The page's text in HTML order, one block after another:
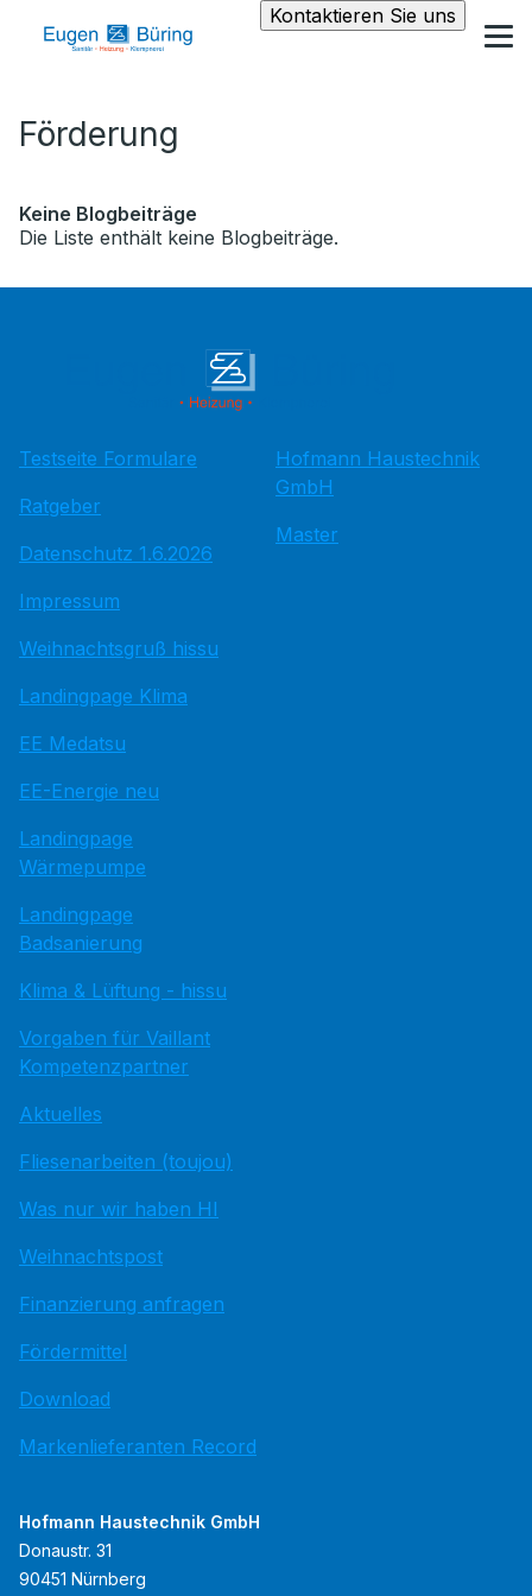
Kontaktieren Sie uns
Förderung
Keine Blogbeiträge
Die Liste enthält keine Blogbeiträge.
Testseite Formulare
Ratgeber
Datenschutz 1.6.2026
Impressum
Weihnachtsgruß hissu
Landingpage Klima
EE Medatsu
EE-Energie neu
Landingpage
Wärmepumpe
Landingpage
Badsanierung
Klima & Lüftung - hissu
Vorgaben für Vaillant
Kompetenzpartner
Aktuelles
Fliesenarbeiten (toujou)
Was nur wir haben HI
Weihnachtspost
Finanzierung anfragen
Fördermittel
Download
Markenlieferanten Record
Hofmann Haustechnik
GmbH
Master
Hofmann Haustechnik GmbH
Donaustr. 31
90451 Nürnberg